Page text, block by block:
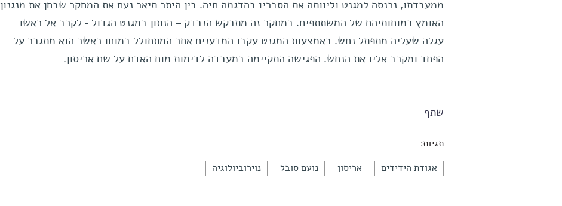
ממעבדתו, נכנסה למגנט וליוותה את הסבריו בהדגמה חיה. בין היתר תיאר נעם את המחקר שבחן את מנגנון
האומץ במוחותיהם של המשתתפים. במחקר זה מתבקש הנבדק – הנתון במגנט הגדול - לקרב אל ראשו
עגלה שעליה מתפתל נחש. באמצעות המגנט עקבו המדענים אחר המתחולל במוחו כאשר הוא מתגבר על
הפחד ומקרב אליו את הנחש. הפגישה התקיימה במעבדה לדימות מוח האדם על שם אריסון.
שתף
תגיות:
אגודת הידידים אריסון נועם סובל נוירוביולוגיה